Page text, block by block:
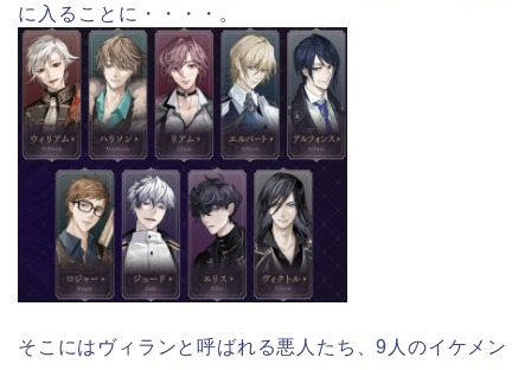
に入ることに・・・・。
そこにはヴィランと呼ばれる悪人たち、9人のイケメン